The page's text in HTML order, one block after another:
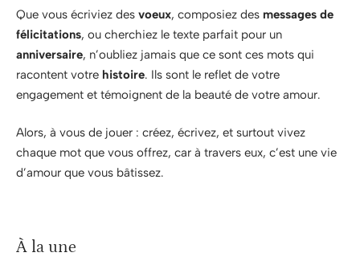
Que vous écriviez des voeux, composiez des messages de
félicitations, ou cherchiez le texte parfait pour un
anniversaire, n’oubliez jamais que ce sont ces mots qui
racontent votre histoire. Ils sont le reflet de votre
engagement et témoignent de la beauté de votre amour.
Alors, à vous de jouer : créez, écrivez, et surtout vivez
chaque mot que vous offrez, car à travers eux, c’est une vie
d’amour que vous bâtissez.
À la une